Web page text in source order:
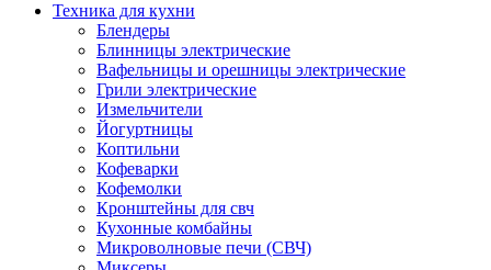
Техника для кухни
Блендеры
Блинницы электрические
Вафельницы и орешницы электрические
Грили электрические
Измельчители
Йогуртницы
Коптильни
Кофеварки
Кофемолки
Кронштейны для свч
Кухонные комбайны
Микроволновые печи (СВЧ)